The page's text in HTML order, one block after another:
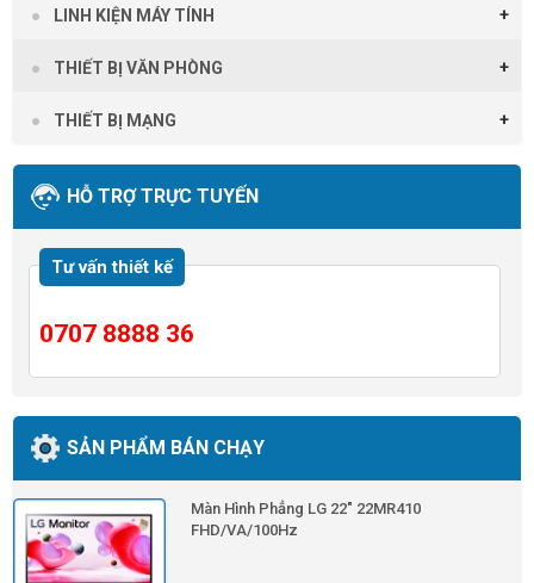
LINH KIỆN MÁY TÍNH
THIẾT BỊ VĂN PHÒNG
THIẾT BỊ MẠNG
HỖ TRỢ TRỰC TUYẾN
Tư vấn thiết kế
0707 8888 36
SẢN PHẨM BÁN CHẠY
Màn Hình Phẳng LG 22" 22MR410
FHD/VA/100Hz